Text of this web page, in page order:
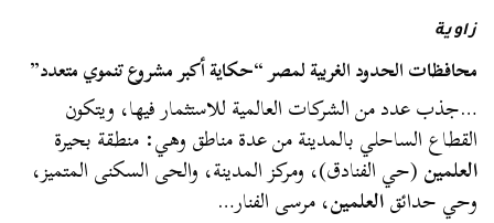
زاوية
محافظات الحدود الغربية لمصر “حكاية أكبر مشروع تنموي متعدد”
…جذب عدد من الشركات العالمية للاستثمار فيها، ويتكون
القطاع الساحلي بالمدينة من عدة مناطق وهي: منطقة بحيرة
العلمين(حي الفنادق)، ومركز المدينة، والحى السكنى المتميز،
وحي حدائقالعلمين، مرسى الفنار…